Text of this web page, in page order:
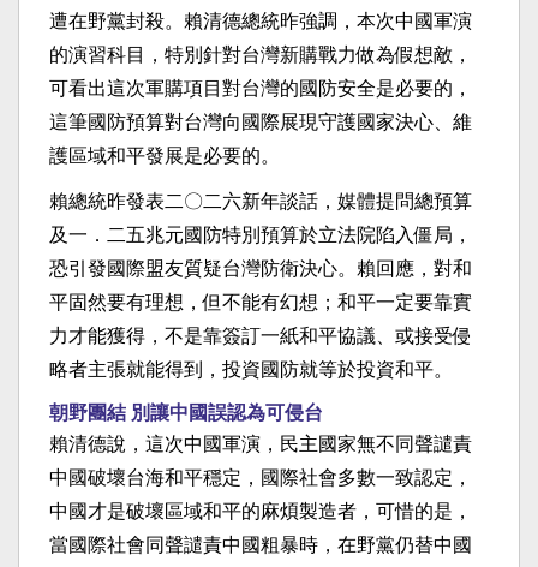
遭在野黨封殺。賴清德總統昨強調，本次中國軍演
的演習科目，特別針對台灣新購戰力做為假想敵，
可看出這次軍購項目對台灣的國防安全是必要的，
這筆國防預算對台灣向國際展現守護國家決心、維
護區域和平發展是必要的。
賴總統昨發表二〇二六新年談話，媒體提問總預算
及一．二五兆元國防特別預算於立法院陷入僵局，
恐引發國際盟友質疑台灣防衛決心。賴回應，對和
平固然要有理想，但不能有幻想；和平一定要靠實
力才能獲得，不是靠簽訂一紙和平協議、或接受侵
略者主張就能得到，投資國防就等於投資和平。
朝野團結 別讓中國誤認為可侵台
賴清德說，這次中國軍演，民主國家無不同聲譴責
中國破壞台海和平穩定，國際社會多數一致認定，
中國才是破壞區域和平的麻煩製造者，可惜的是，
當國際社會同聲譴責中國粗暴時，在野黨仍替中國